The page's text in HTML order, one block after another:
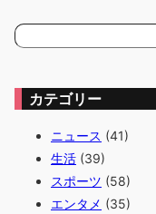
検
索
カテゴリー
ニュース (41)
生活 (39)
スポーツ (58)
エンタメ (35)